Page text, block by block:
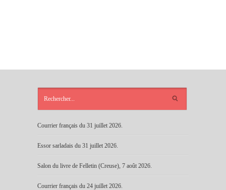
Courrier français du 31 juillet 2026.
Essor sarladais du 31 juillet 2026.
Salon du livre de Felletin (Creuse), 7 août 2026.
Courrier français du 24 juillet 2026.